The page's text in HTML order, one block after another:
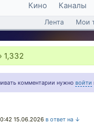
Кино Каналы
Лента Мои
1,332
комментарии нужно войти
15.06.2026 в ответ на ↓